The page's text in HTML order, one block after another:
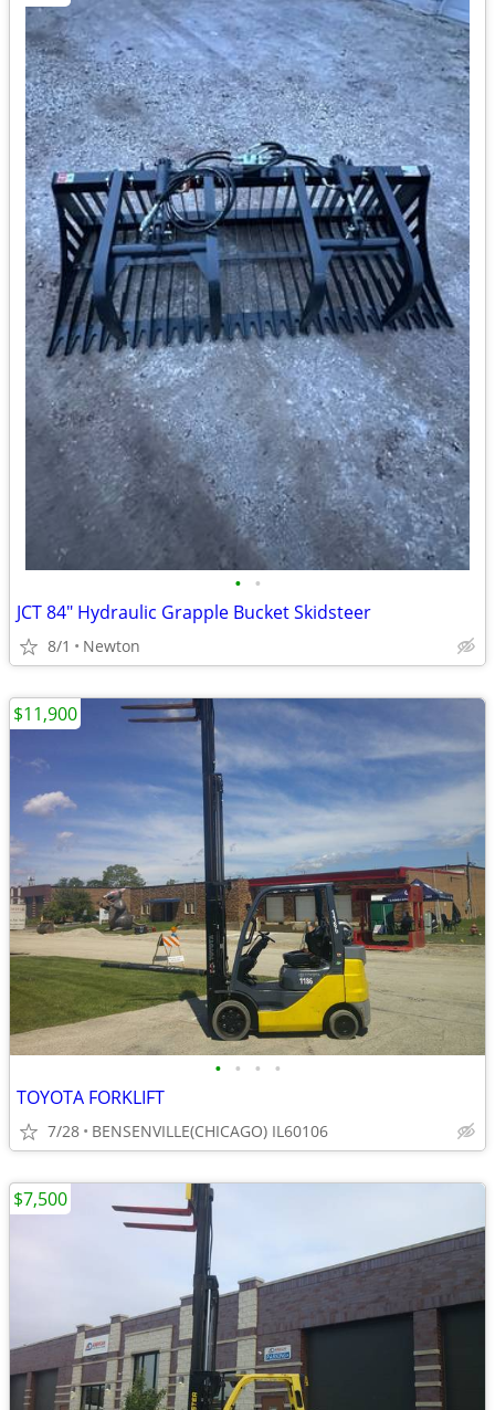
• •
JCT 84" Hydraulic Grapple Bucket Skidsteer
8/1 Newton
• • • •
TOYOTA FORKLIFT
7/28 BENSENVILLE(CHICAGO) IL60106
$11,900
$7,500